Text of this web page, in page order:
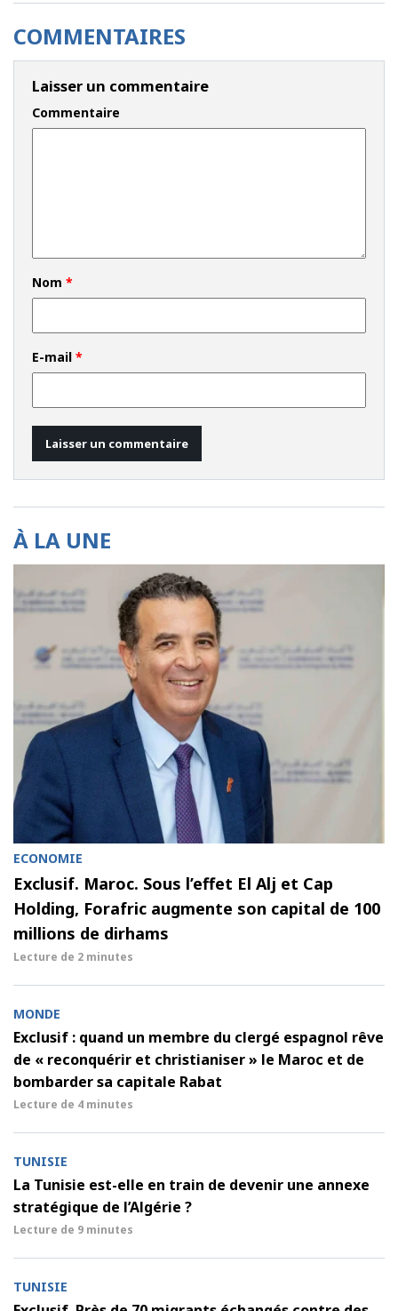
COMMENTAIRES
Laisser un commentaire
Commentaire
Nom *
E-mail *
À LA UNE
ECONOMIE
Exclusif. Maroc. Sous l’effet El Alj et Cap
Holding, Forafric augmente son capital de 100
millions de dirhams
Lecture de 2 minutes
MONDE
Exclusif : quand un membre du clergé espagnol rêve
de « reconquérir et christianiser » le Maroc et de
bombarder sa capitale Rabat
Lecture de 4 minutes
TUNISIE
La Tunisie est-elle en train de devenir une annexe
stratégique de l’Algérie ?
Lecture de 9 minutes
TUNISIE